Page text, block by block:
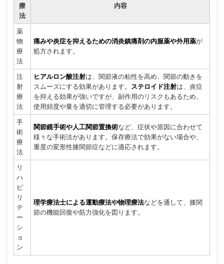
療
法
内容
薬
物
療
法
痛みや炎症を抑えるための消炎鎮痛剤の内服薬や外用薬が
処方されます。
注
射
療
法
ヒアルロン酸注射は、関節液の粘性を高め、関節の動きを
スムーズにする効果があります。
ステロイド注射は、炎症
を抑える効果が強いですが、副作用のリスクもあるため、
使用頻度や量を適切に管理する必要があります。
手
術
療
法
関節鏡手術や人工関節置換術など、症状や原因に合わせて
様々な手術法があります。保存療法で効果がない場合や、
重度の変形性膝関節症などに適応されます。
リ
ハ
ビ
リ
テ
ー
シ
ョ
ン
理学療法士による運動療法や物理療法などを通して、膝関
節の機能回復や筋力強化を図ります。